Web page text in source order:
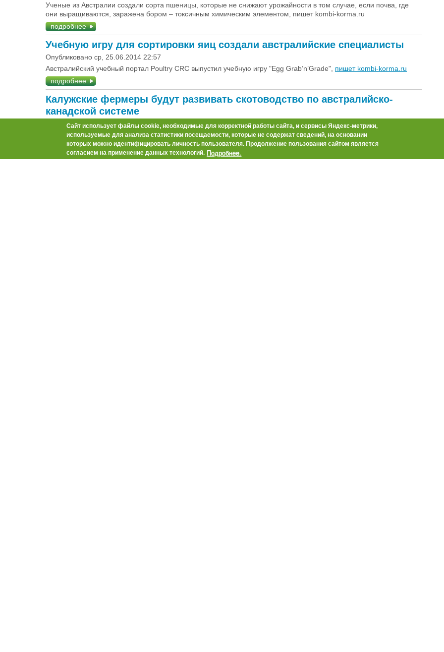
Ученые из Австралии создали сорта пшеницы, которые не снижают урожайности в том случае, если почва, где
они выращиваются, заражена бором – токсичным химическим элементом, пишет kombi-korma.ru
подробнее
Учебную игру для сортировки яиц создали австралийские специалисты
Опубликовано ср, 25.06.2014 22:57
Австралийский учебный портал Poultry CRC выпустил учебную игру "Egg Grab’n’Grade", пишет kombi-korma.ru
подробнее
Калужские фермеры будут развивать скотоводство по австралийско-
канадской системе
Опубликовано пт, 18.04.2014 00:16
Министр сельского хозяйства Калужской области Леонид Громов вернулся из Канады с новой
концепцией развития мясного животноводства области, сообщает AgroXXI.ru
подробнее
Сайт использует файлы cookie, необходимые для корректной работы сайта, и сервисы Яндекс-метрики,
используемые для анализа статистики посещаемости, которые не содержат сведений, на основании
которых можно идентифицировать личность пользователя. Продолжение пользования сайтом является
согласием на применение данных технологий. Подробнее.